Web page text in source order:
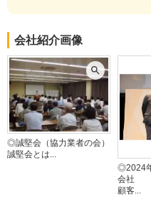
案をしていただけたことが印象
い歴史を持つ地元の優良企業で
積み重ねてこられた実績も信頼
負うのではなく、猫とともに
に考えてくださる姿勢に共感
した。
リフォーム会社からの返答
この度は、内外装リフォーム
力いただき誠にありがとうござ
また、大変高いご評価と温か
会社紹介画像
◎誠堅会（協力業者の会）
誠堅会とは...
◎2024
会社
顧客...